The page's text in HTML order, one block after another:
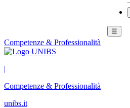
☰
Competenze & Professionalità
|
Competenze & Professionalità
unibs.it